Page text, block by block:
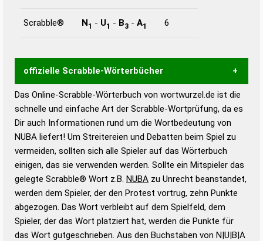
Scrabble® N1 - U1 - B3 - A1 6
offizielle Scrabble-Wörterbücher
Wortwurzel liefert mit Hilfe eines semantischen
Wortanalyse-Algorithmus gute Anhaltspunkte zu
Wortbedeutung, Worttrennung und Wortform, um die
Gültigkeit eines Wortes für das Scrabble-Spiel zu
bestimmen!
zugelassene Turnier Scrabble-
Wörterbücher sind:
Duden – Standardwerk in 12 Bänden
Duden – Richtiges und gutes
Deutsch
Das Online-Scrabble-Wörterbuch von wortwurzel.de ist die
schnelle und einfache Art der Scrabble-Wortprüfung, da es
Dir auch Informationen rund um die Wortbedeutung von
NUBA liefert! Um Streitereien und Debatten beim Spiel zu
vermeiden, sollten sich alle Spieler auf das Wörterbuch
einigen, das sie verwenden werden. Sollte ein Mitspieler das
gelegte Scrabble® Wort z.B. NUBA zu Unrecht beanstandet,
werden dem Spieler, der den Protest vortrug, zehn Punkte
abgezogen. Das Wort verbleibt auf dem Spielfeld, dem
Spieler, der das Wort platziert hat, werden die Punkte für
das Wort gutgeschrieben. Aus den Buchstaben von N|U|B|A